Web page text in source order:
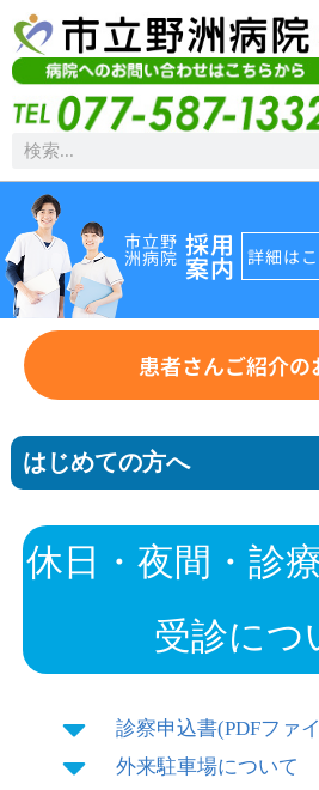
市立野
洲病院 採用
案内 詳細は
患者さんご紹介の
はじめての方へ
休日・夜間・診
受診につ
診察申込書(PDFファ
外来駐車場について